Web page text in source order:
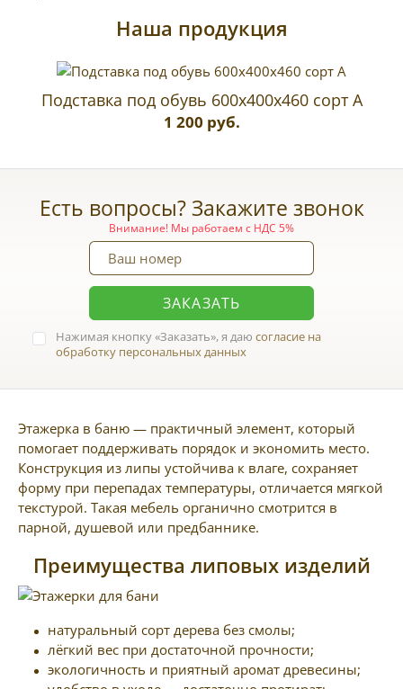
Наша продукция
Подставка под обувь 600х400x460 сорт А
1 200 руб.
Есть вопросы? Закажите звонок
Внимание! Мы работаем с НДС 5%
ЗАКАЗАТЬ
Нажимая кнопку Заказать , я даюсогласие на
обработку персональных данных
Этажерка в баню — практичный элемент, который
помогает поддерживать порядок и экономить место.
Конструкция из липы устойчива к влаге, сохраняет
форму при перепадах температуры, отличается мягкой
текстурой. Такая мебель органично смотрится в
парной, душевой или предбаннике.
Преимущества липовых изделий
натуральный сорт дерева без смолы;
лёгкий вес при достаточной прочности;
экологичность и приятный аромат древесины;